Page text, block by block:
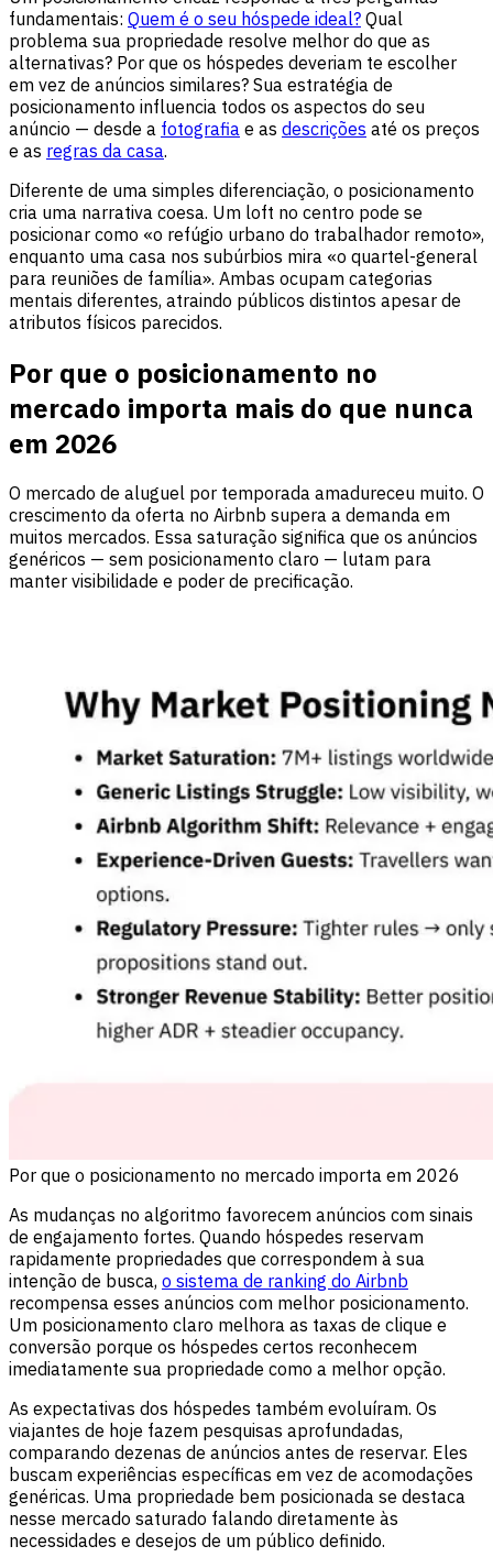
fundamentais: Quem é o seu hóspede ideal? Qual
problema sua propriedade resolve melhor do que as
alternativas? Por que os hóspedes deveriam te escolher
em vez de anúncios similares? Sua estratégia de
posicionamento influencia todos os aspectos do seu
anúncio — desde a fotografia e as descrições até os preços
e as regras da casa.
Diferente de uma simples diferenciação, o posicionamento
cria uma narrativa coesa. Um loft no centro pode se
posicionar como «o refúgio urbano do trabalhador remoto»,
enquanto uma casa nos subúrbios mira «o quartel-general
para reuniões de família». Ambas ocupam categorias
mentais diferentes, atraindo públicos distintos apesar de
atributos físicos parecidos.
Por que o posicionamento no
mercado importa mais do que nunca
em 2026
O mercado de aluguel por temporada amadureceu muito. O
crescimento da oferta no Airbnb supera a demanda em
muitos mercados. Essa saturação significa que os anúncios
genéricos — sem posicionamento claro — lutam para
manter visibilidade e poder de precificação.
Por que o posicionamento no mercado importa em 2026
As mudanças no algoritmo favorecem anúncios com sinais
de engajamento fortes. Quando hóspedes reservam
rapidamente propriedades que correspondem à sua
intenção de busca, o sistema de ranking do Airbnb
recompensa esses anúncios com melhor posicionamento.
Um posicionamento claro melhora as taxas de clique e
conversão porque os hóspedes certos reconhecem
imediatamente sua propriedade como a melhor opção.
As expectativas dos hóspedes também evoluíram. Os
viajantes de hoje fazem pesquisas aprofundadas,
comparando dezenas de anúncios antes de reservar. Eles
buscam experiências específicas em vez de acomodações
genéricas. Uma propriedade bem posicionada se destaca
nesse mercado saturado falando diretamente às
necessidades e desejos de um público definido.